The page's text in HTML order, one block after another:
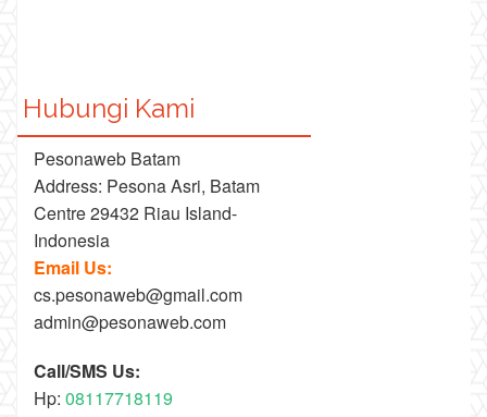
Hubungi Kami
Pesonaweb Batam
Address: Pesona Asri, Batam
Centre 29432 Riau Island-
Indonesia
Email Us:
cs.pesonaweb@gmail.com
admin@pesonaweb.com
Call/SMS Us:
Hp: 08117718119